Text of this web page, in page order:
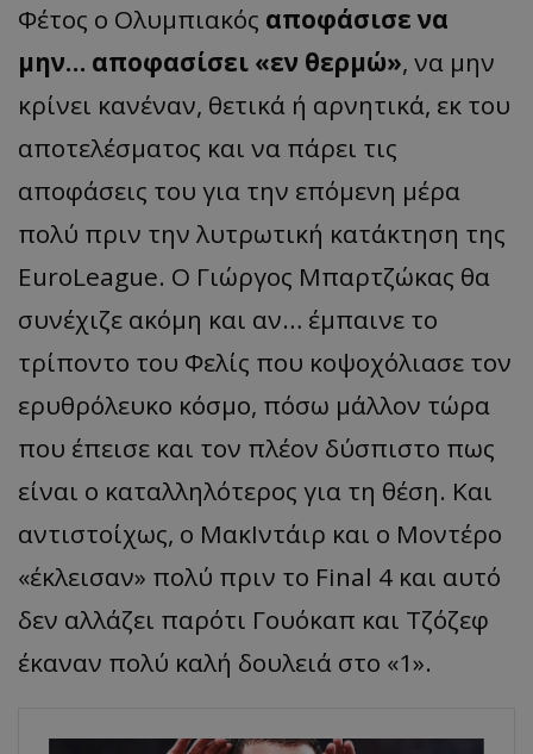
Φέτος ο Ολυμπιακός αποφάσισε να
μην… αποφασίσει «εν θερμώ», να μην
κρίνει κανέναν, θετικά ή αρνητικά, εκ του
αποτελέσματος και να πάρει τις
αποφάσεις του για την επόμενη μέρα
πολύ πριν την λυτρωτική κατάκτηση της
EuroLeague. Ο Γιώργος Μπαρτζώκας θα
συνέχιζε ακόμη και αν… έμπαινε το
τρίποντο του Φελίς που κοψοχόλιασε τον
ερυθρόλευκο κόσμο, πόσω μάλλον τώρα
που έπεισε και τον πλέον δύσπιστο πως
είναι ο καταλληλότερος για τη θέση. Και
αντιστοίχως, ο ΜακΙντάιρ και ο Μοντέρο
«έκλεισαν» πολύ πριν το Final 4 και αυτό
δεν αλλάζει παρότι Γουόκαπ και Τζόζεφ
έκαναν πολύ καλή δουλειά στο «1».